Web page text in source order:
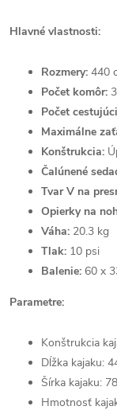
Hlavné vlastnosti:
Rozmery: 440
Počet komôr: 3
Počet
Maximálne
Konštrukcia:
Čalúnené
Tvar V na
Opierky na
Váha: 20.3 kg
Tlak: 10 psi
Balenie: 60 x
Parametre:
Konštrukcia
Dĺžka kajaku:
Šírka kajaku:
Hmotnosť